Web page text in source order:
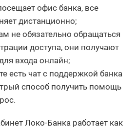
офис банка, все
дистанционно;
не обязательно обращаться
доступа, они получают
входа онлайн;
есть чат с поддержкой банка
способ получить помощь
Локо-Банка работает как